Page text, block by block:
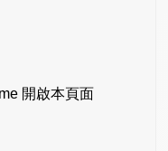
開啟本頁面